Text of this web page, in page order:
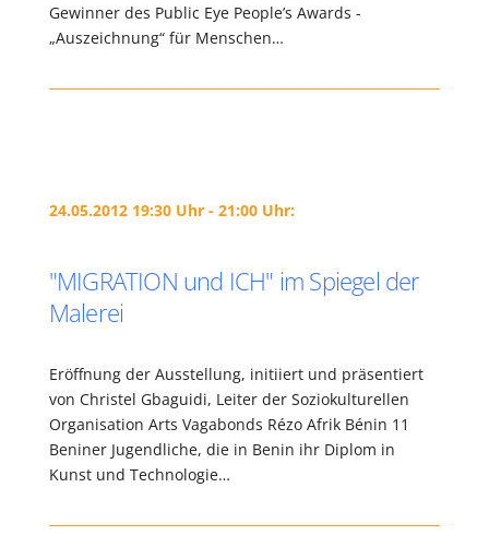
Gewinner des Public Eye People’s Awards -
„Auszeichnung“ für Menschen…
24.05.2012 19:30 Uhr - 21:00 Uhr:
"MIGRATION und ICH" im Spiegel der
Malerei
Eröffnung der Ausstellung, initiiert und präsentiert
von Christel Gbaguidi, Leiter der Soziokulturellen
Organisation Arts Vagabonds Rézo Afrik Bénin 11
Beniner Jugendliche, die in Benin ihr Diplom in
Kunst und Technologie…